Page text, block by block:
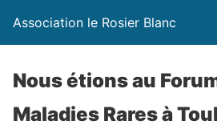
Association le Rosier Blanc
Nous étions au
Maladies Rares à